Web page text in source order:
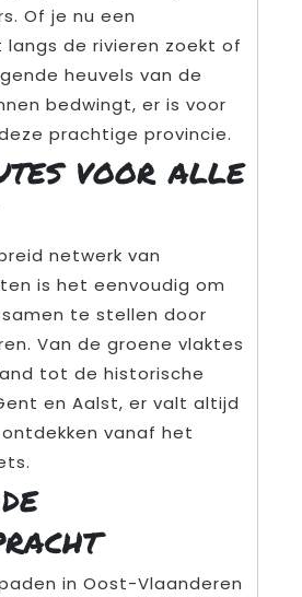
Of je nu een
de rivieren zoekt of
heuvels van de
bedwingt, er is voor
prachtige provincie.
voor alle
netwerk van
is het eenvoudig om
te stellen door
Van de groene vlaktes
tot de historische
en Aalst, er valt altijd
vanaf het
in Oost-Vlaanderen